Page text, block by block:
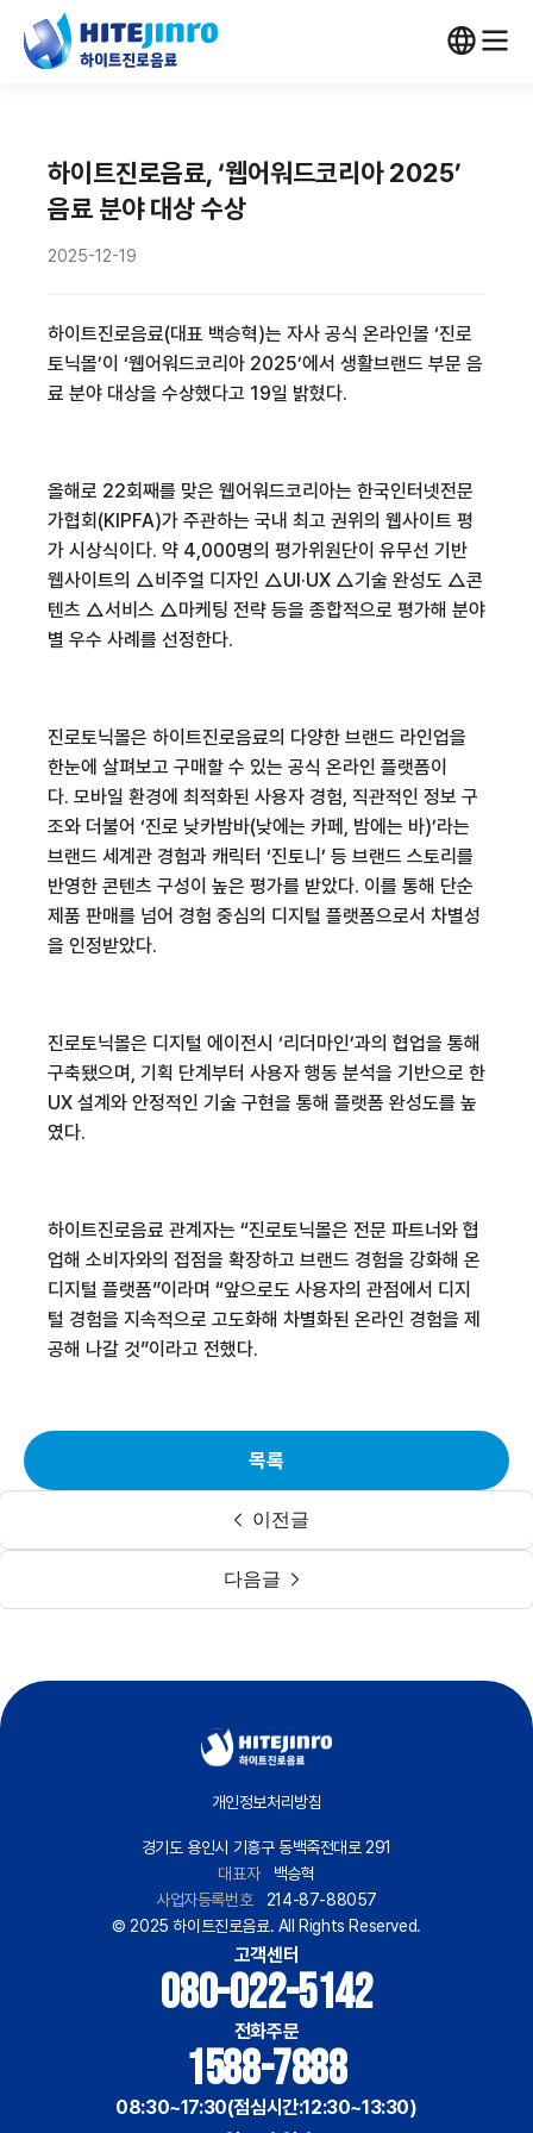
하이트진로음료, ‘웹어워드코리아 2025’
음료 분야 대상 수상
2025-12-19
하이트진로음료(대표 백승혁)는 자사 공식 온라인몰 ‘진로
토닉몰’이 ‘웹어워드코리아 2025’에서 생활브랜드 부문 음
료 분야 대상을 수상했다고 19일 밝혔다.
올해로 22회째를 맞은 웹어워드코리아는 한국인터넷전문
가협회(KIPFA)가 주관하는 국내 최고 권위의 웹사이트 평
가 시상식이다. 약 4,000명의 평가위원단이 유무선 기반
웹사이트의 △비주얼 디자인 △UI·UX △기술 완성도 △콘
텐츠 △서비스 △마케팅 전략 등을 종합적으로 평가해 분야
별 우수 사례를 선정한다.
진로토닉몰은 하이트진로음료의 다양한 브랜드 라인업을
한눈에 살펴보고 구매할 수 있는 공식 온라인 플랫폼이
다. 모바일 환경에 최적화된 사용자 경험, 직관적인 정보 구
조와 더불어 ‘진로 낮카밤바(낮에는 카페, 밤에는 바)’라는
브랜드 세계관 경험과 캐릭터 ‘진토니’ 등 브랜드 스토리를
반영한 콘텐츠 구성이 높은 평가를 받았다. 이를 통해 단순
제품 판매를 넘어 경험 중심의 디지털 플랫폼으로서 차별성
을 인정받았다.
진로토닉몰은 디지털 에이전시 ‘리더마인’과의 협업을 통해
구축됐으며, 기획 단계부터 사용자 행동 분석을 기반으로 한
UX 설계와 안정적인 기술 구현을 통해 플랫폼 완성도를 높
였다.
하이트진로음료 관계자는 “진로토닉몰은 전문 파트너와 협
업해 소비자와의 접점을 확장하고 브랜드 경험을 강화해 온
디지털 플랫폼”이라며 “앞으로도 사용자의 관점에서 디지
털 경험을 지속적으로 고도화해 차별화된 온라인 경험을 제
공해 나갈 것”이라고 전했다.
이전글
목록
다음글
개인정보처리방침
경기도 용인시 기흥구 동백죽전대로 291
대표자
백승혁
사업자등록번호
214-87-88057
© 2025 하이트진로음료. All Rights Reserved.
고객센터
080-022-5142
전화주문
1588-7888
08:30~17:30(점심시간:12:30~13:30)